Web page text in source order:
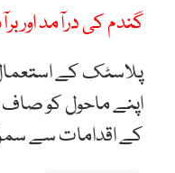
گندم کی درآمد اور
پلاسٹک کے
اپنے ماحول کو
کے اقدامات سے